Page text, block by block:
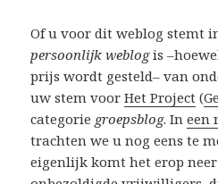
Of u voor dit weblog stemt
persoonlijk weblogis
prijs wordt gesteld– van
uw stem voorHet Project (
categorie groepsblog. Ineen
trachten we u nog eens te
eigenlijk komt het erop